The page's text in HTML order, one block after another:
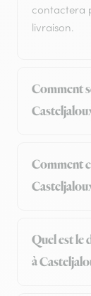
contactera
livraison.
Comment
Comment
Quel est le
à